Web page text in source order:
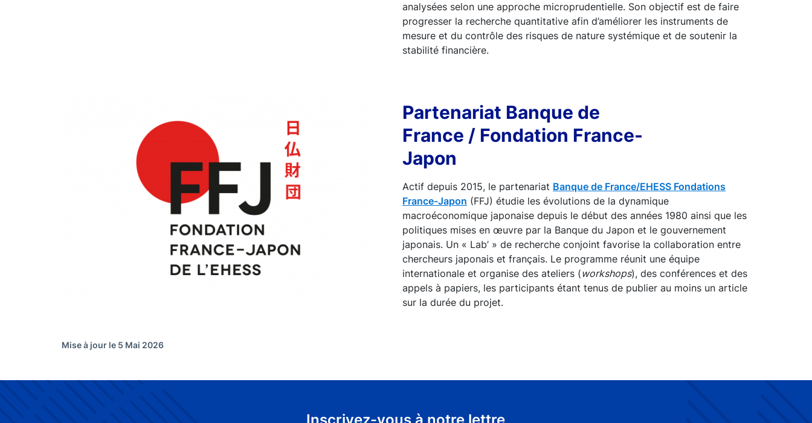
analysées selon une approche microprudentielle. Son objectif est de faire
progresser la recherche quantitative afin d’améliorer les instruments de
mesure et du contrôle des risques de nature systémique et de soutenir la
stabilité financière.
Partenariat Banque de
France / Fondation France-
Japon
Actif depuis 2015, le partenariat Banque de France/EHESS Fondations
France-Japon (FFJ) étudie les évolutions de la dynamique
macroéconomique japonaise depuis le début des années 1980 ainsi que les
politiques mises en œuvre par la Banque du Japon et le gouvernement
japonais. Un « Lab’ » de recherche conjoint favorise la collaboration entre
chercheurs japonais et français. Le programme réunit une équipe
internationale et organise des ateliers (workshops), des conférences et des
appels à papiers, les participants étant tenus de publier au moins un article
sur la durée du projet.
Mise à jour le 5 Mai 2026